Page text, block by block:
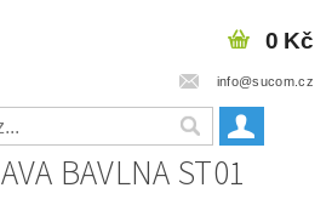
info@sucom.cz
0 Kč
BAVLNA ST01